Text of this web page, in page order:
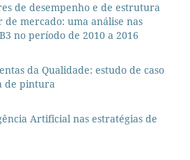
de desempenho e de estrutura
mercado: uma análise nas
no período de 2010 a 2016
da Qualidade: estudo de caso
de pintura
Artificial nas estratégias de